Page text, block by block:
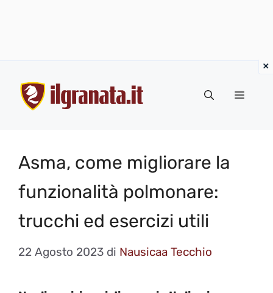
contenuto
Menu
Asma, come migliorare la
funzionalità polmonare:
trucchi ed esercizi utili
22 Agosto 2023 di Nausicaa Tecchio